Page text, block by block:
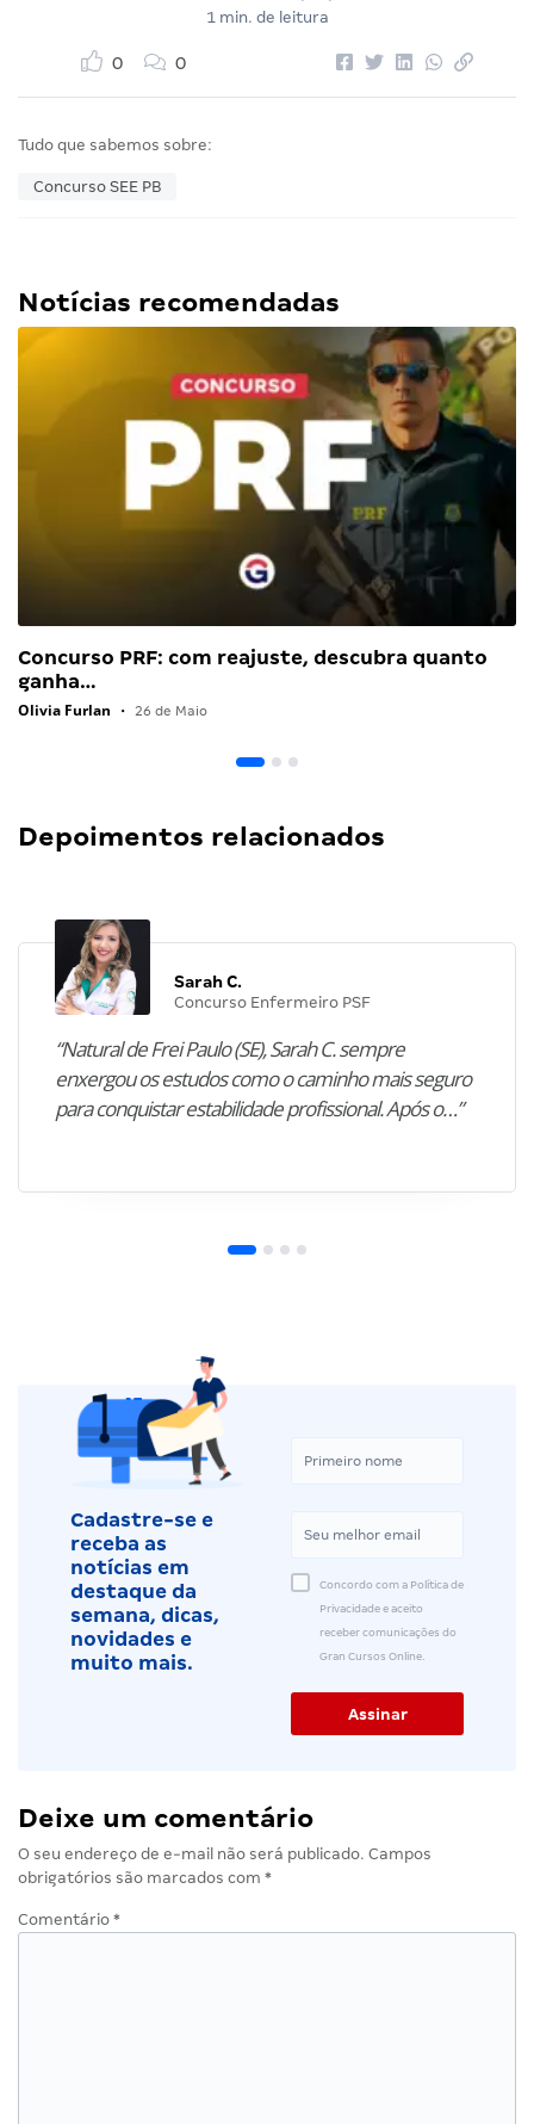
1 min. de leitura
0 0
Tudo que sabemos sobre:
Concurso SEE PB
Notícias recomendadas
Concurso PRF: com reajuste, descubra quanto
ganha…
Olivia Furlan • 26 de Maio
Depoimentos relacionados
Sarah C.
Concurso Enfermeiro PSF
“Natural de Frei Paulo (SE), Sarah C. sempre
enxergou os estudos como o caminho mais seguro
para conquistar estabilidade profissional. Após o…”
Cadastre-se e
receba as
notícias em
destaque da
semana, dicas,
novidades e
muito mais.
Concordo com a Política de
Privacidade e aceito
receber comunicações do
Gran Cursos Online.
Deixe um comentário
O seu endereço de e-mail não será publicado. Campos
obrigatórios são marcados com *
Comentário *